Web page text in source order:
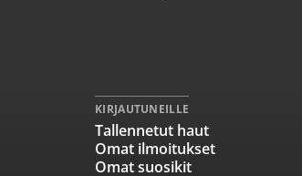
KIRJAUTUNEILLE
Tallennetut haut
Omat ilmoitukset
Omat suosikit